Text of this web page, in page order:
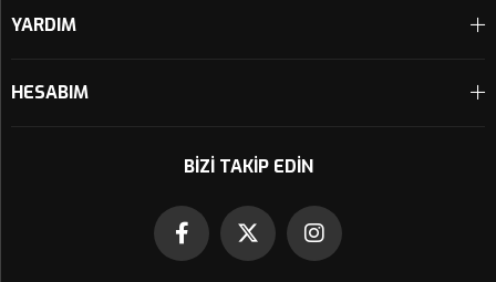
YARDIM
HESABIM
BIZI TAKIP EDIN